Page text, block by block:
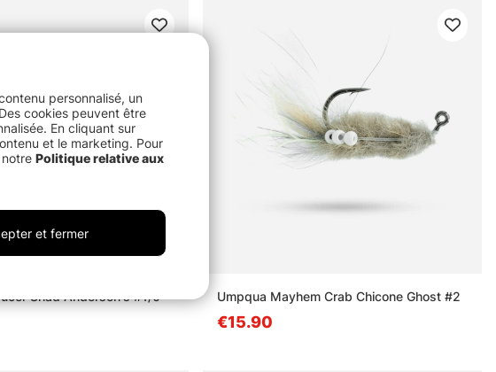
Shad Anderson's #1/0 Umpqua Mayhem Crab Chicone Ghost #2
€15.90
personnalisé, un
cookies peuvent être
En cliquant sur
et le marketing. Pour
Politique relative aux
et fermer